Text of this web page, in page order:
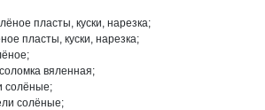
пласты, куски, нарезка;
пласты, куски, нарезка;
вяленная;
солёные;
солёные;